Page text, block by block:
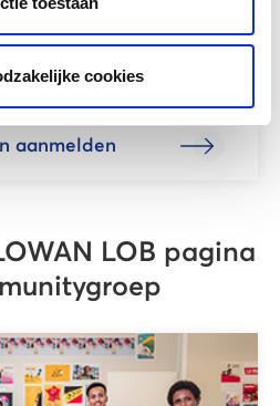
cookies
nieuwe
met een hapje en
aanmelden
LOB pagina